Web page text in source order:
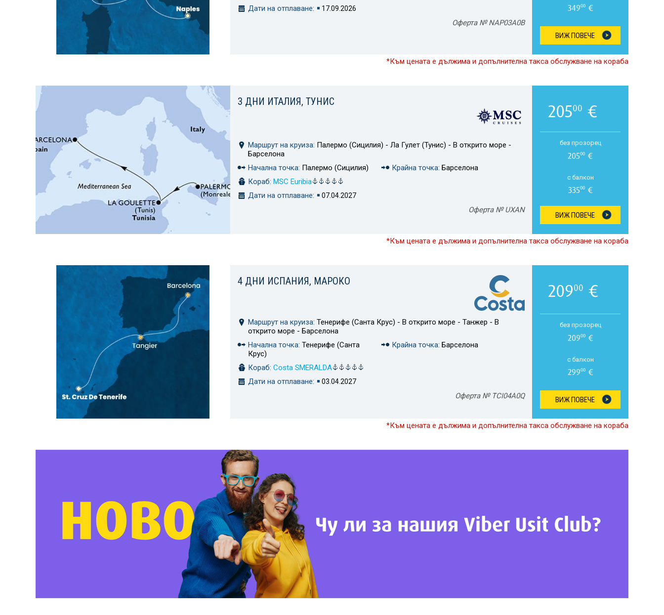
Дати на отплаване:
17.09.2026
Оферта № NAP03A0B
34900€
ВИЖ ПОВЕЧЕ
*Към цената е дължима и допълнителна такса обслужване на кораба
3 ДНИ ИТАЛИЯ, ТУНИС
Маршрут на круиза: Палермо (Сицилия) - Ла Гулет (Тунис) - В открито море -
Барселона
Начална точка: Палермо (Сицилия) Крайна точка: Барселона
Кораб: MSC Euribia
Дати на отплаване:
07.04.2027
Оферта № UXAN
20500 €
без прозорец
20500 €
с балкон
33500€
ВИЖ ПОВЕЧЕ
*Към цената е дължима и допълнителна такса обслужване на кораба
4 ДНИ ИСПАНИЯ, МАРОКО
Маршрут на круиза: Тенерифе (Санта Крус) - В открито море - Танжер - В
открито море - Барселона
Начална точка: Тенерифе (Санта
Крус)
Крайна точка: Барселона
Кораб: Costa SMERALDA
Дати на отплаване:
03.04.2027
Оферта № TCI04A0Q
20900 €
без прозорец
20900€
с балкон
29900€
ВИЖ ПОВЕЧЕ
*Към цената е дължима и допълнителна такса обслужване на кораба